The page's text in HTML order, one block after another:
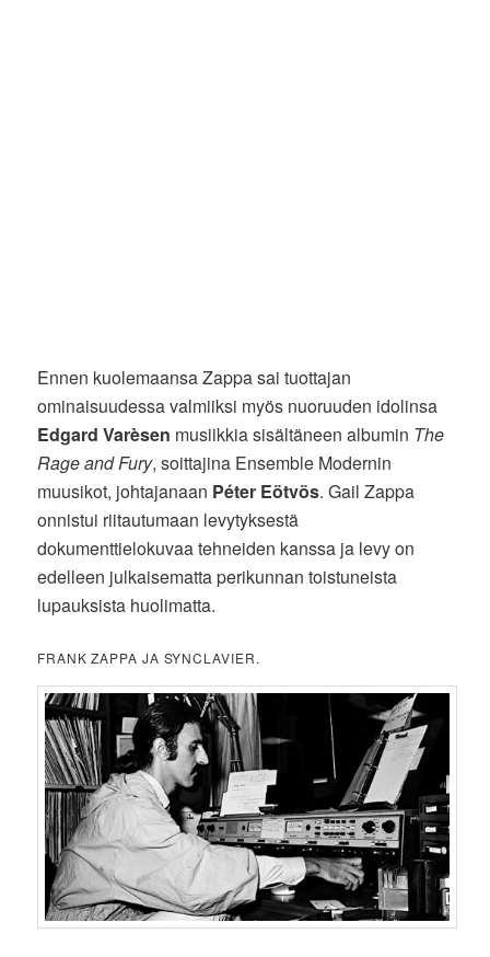
Ennen kuolemaansa Zappa sai tuottajan
ominaisuudessa valmiiksi myös nuoruuden idolinsa
Edgard Varèsen musiikkia sisältäneen albumin The
Rage and Fury, soittajina Ensemble Modernin
muusikot, johtajanaan Péter Eötvös. Gail Zappa
onnistui riitautumaan levytyksestä
dokumenttielokuvaa tehneiden kanssa ja levy on
edelleen julkaisematta perikunnan toistuneista
lupauksista huolimatta.
FRANK ZAPPA JA SYNCLAVIER.